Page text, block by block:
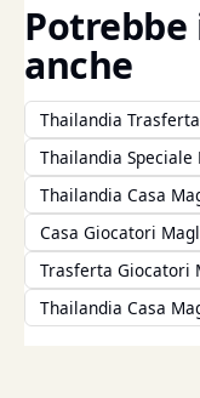
anche
Thailandia
Thailandia Speciale
Thailandia Casa
Casa Giocatori
Trasferta Giocatori
Thailandia Casa